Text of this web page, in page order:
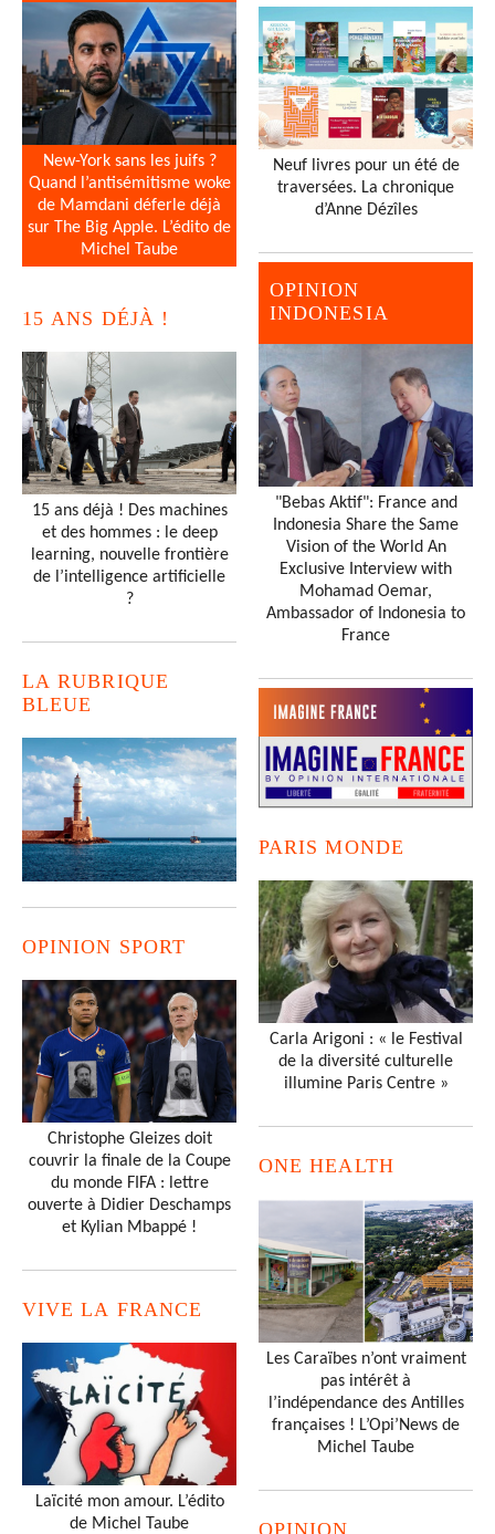
New-York sans les juifs ?
Quand l’antisémitisme woke
de Mamdani déferle déjà
sur The Big Apple. L’édito de
Michel Taube
15 ANS DÉJÀ !
15 ans déjà ! Des machines
et des hommes : le deep
learning, nouvelle frontière
de l’intelligence artificielle
?
LA RUBRIQUE
BLEUE
OPINION SPORT
Christophe Gleizes doit
couvrir la finale de la Coupe
du monde FIFA : lettre
ouverte à Didier Deschamps
et Kylian Mbappé !
VIVE LA FRANCE
Laïcité mon amour. L’édito
de Michel Taube
Neuf livres pour un été de
traversées. La chronique
d’Anne Dézîles
OPINION
INDONESIA
"Bebas Aktif": France and
Indonesia Share the Same
Vision of the World An
Exclusive Interview with
Mohamad Oemar,
Ambassador of Indonesia to
France
PARIS MONDE
Carla Arigoni : « le Festival
de la diversité culturelle
illumine Paris Centre »
ONE HEALTH
Les Caraïbes n’ont vraiment
pas intérêt à
l’indépendance des Antilles
françaises ! L’Opi’News de
Michel Taube
OPINION